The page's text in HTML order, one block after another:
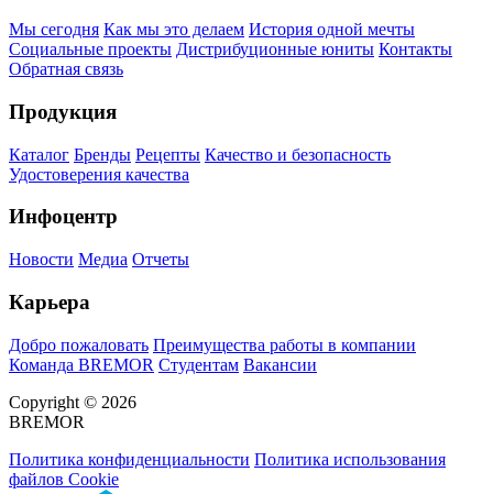
Мы сегодня Как мы это делаем История одной мечты
Социальные проекты Дистрибуционные юниты Контакты
Обратная связь
Продукция
Каталог Бренды Рецепты Качество и безопасность
Удостоверения качества
Инфоцентр
Новости Медиа Отчеты
Карьера
Добро пожаловать Преимущества работы в компании
Команда BREMOR Студентам Вакансии
Copyright © 2026
BREMOR
Политика конфиденциальности Политика использования
файлов Cookie